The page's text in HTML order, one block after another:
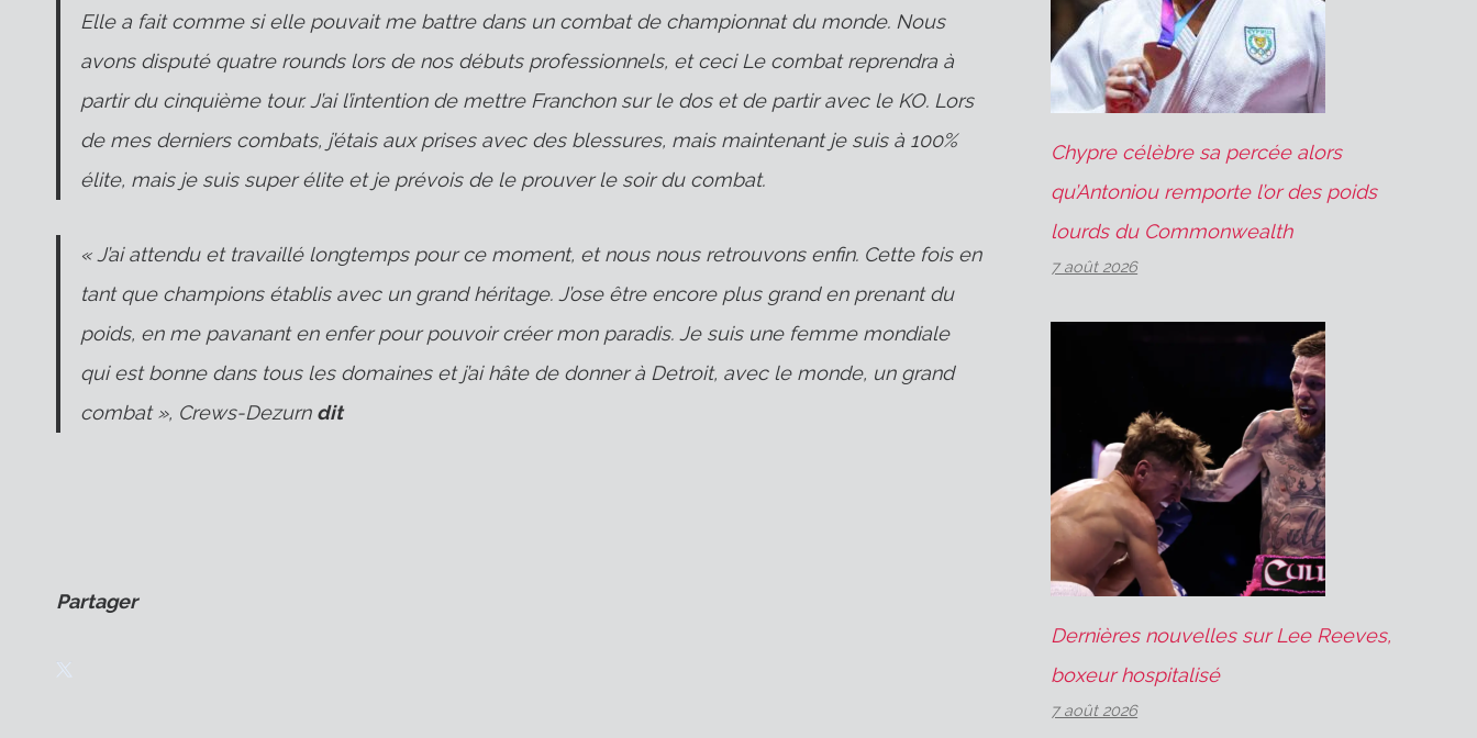
Elle a fait comme si elle pouvait me battre dans un combat de championnat du monde. Nous
avons disputé quatre rounds lors de nos débuts professionnels, et ceci Le combat reprendra à
partir du cinquième tour. J’ai l’intention de mettre Franchon sur le dos et de partir avec le KO. Lors
de mes derniers combats, j’étais aux prises avec des blessures, mais maintenant je suis à 100%
élite, mais je suis super élite et je prévois de le prouver le soir du combat.
« J’ai attendu et travaillé longtemps pour ce moment, et nous nous retrouvons enfin. Cette fois en
tant que champions établis avec un grand héritage. J’ose être encore plus grand en prenant du
poids, en me pavanant en enfer pour pouvoir créer mon paradis. Je suis une femme mondiale
qui est bonne dans tous les domaines et j’ai hâte de donner à Detroit, avec le monde, un grand
combat », Crews-Dezurn dit
Partager
Chypre célèbre sa percée alors
qu’Antoniou remporte l’or des poids
lourds du Commonwealth
7 août 2026
Dernières nouvelles sur Lee Reeves,
boxeur hospitalisé
7 août 2026